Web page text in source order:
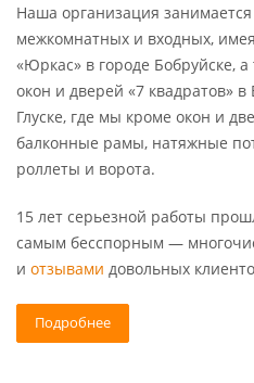
Наша организация
межкомнатных и входных,
«Юркас» в городе Бобруйске,
окон и дверей «7 квадратов»
Глуске, где мы кроме окон и
балконные рамы, натяжные
роллеты и ворота.
15 лет серьезной работы
самым бесспорным —
и отзывами довольных
Подробнее